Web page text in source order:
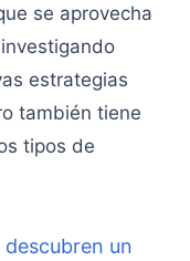
se aprovecha
estrategias
también tiene
tipos de
un